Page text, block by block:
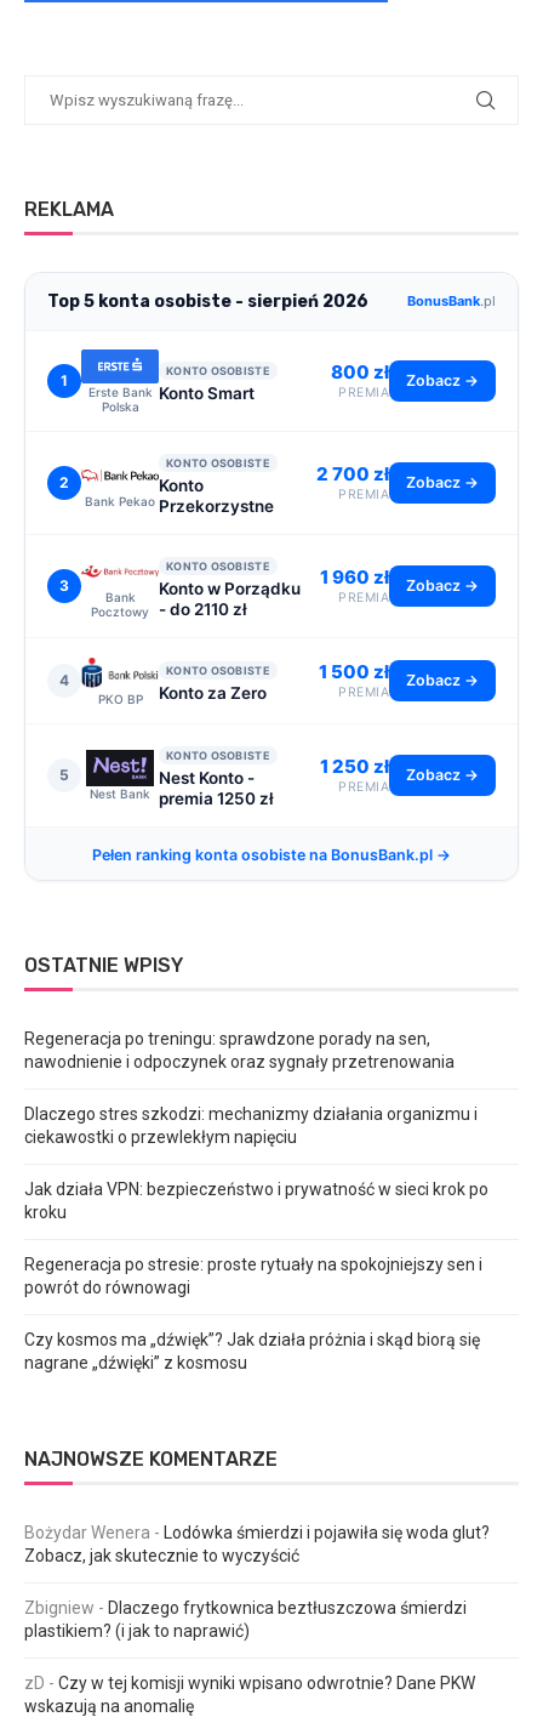
REKLAMA
Top 5 konta osobiste - sierpień 2026 BonusBank.pl
1
Erste Bank
Polska
KONTO OSOBISTE
Konto Smart
800 zł
PREMIA
Zobacz →
2
Bank Pekao
KONTO OSOBISTE
Konto
Przekorzystne
2 700 zł
PREMIA
Zobacz →
3
Bank
Pocztowy
KONTO OSOBISTE
Konto w Porządku
- do 2110 zł
1 960 zł
PREMIA
Zobacz →
4
PKO BP
KONTO OSOBISTE
Konto za Zero
1 500 zł
PREMIA
Zobacz →
5
Nest Bank
KONTO OSOBISTE
Nest Konto -
premia 1250 zł
1 250 zł
PREMIA
Zobacz →
Pełen ranking konta osobiste na BonusBank.pl →
OSTATNIE WPISY
Regeneracja po treningu: sprawdzone porady na sen,
nawodnienie i odpoczynek oraz sygnały przetrenowania
Dlaczego stres szkodzi: mechanizmy działania organizmu i
ciekawostki o przewlekłym napięciu
Jak działa VPN: bezpieczeństwo i prywatność w sieci krok po
kroku
Regeneracja po stresie: proste rytuały na spokojniejszy sen i
powrót do równowagi
Czy kosmos ma „dźwięk”? Jak działa próżnia i skąd biorą się
nagrane „dźwięki” z kosmosu
NAJNOWSZE KOMENTARZE
Bożydar Wenera -
Lodówka śmierdzi i pojawiła się woda glut?
Zobacz, jak skutecznie to wyczyścić
Zbigniew - Dlaczego frytkownica beztłuszczowa śmierdzi
plastikiem? (i jak to naprawić)
zD - Czy w tej komisji wyniki wpisano odwrotnie? Dane PKW
wskazują na anomalię